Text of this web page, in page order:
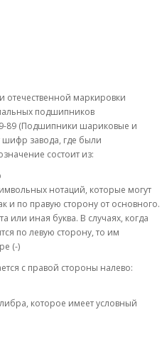
отечественной маркировки
подшипников
89 (Подшипники шариковые и
завода, где были
состоит из:
нотаций, которые могут
и по правую сторону от основного.
или иная буква. В случаях, когда
по левую сторону, то им
(-)
с правой стороны налево:
которое имеет условный